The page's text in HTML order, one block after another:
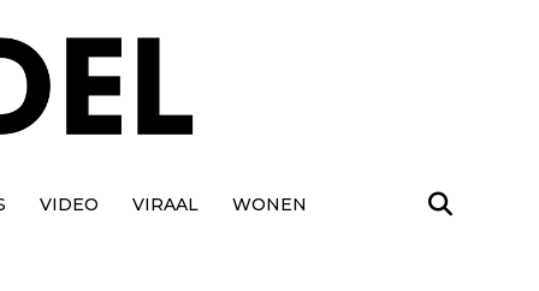
VIDEO VIRAAL WONEN